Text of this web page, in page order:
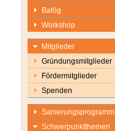
Bafög
Workshop
Mitglieder
Gründungsmitglieder
Fördermitglieder
Spenden
Sanierungsprogramm
Schwerpunktthemen